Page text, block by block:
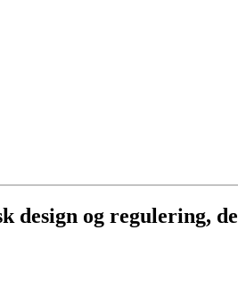
design og regulering,